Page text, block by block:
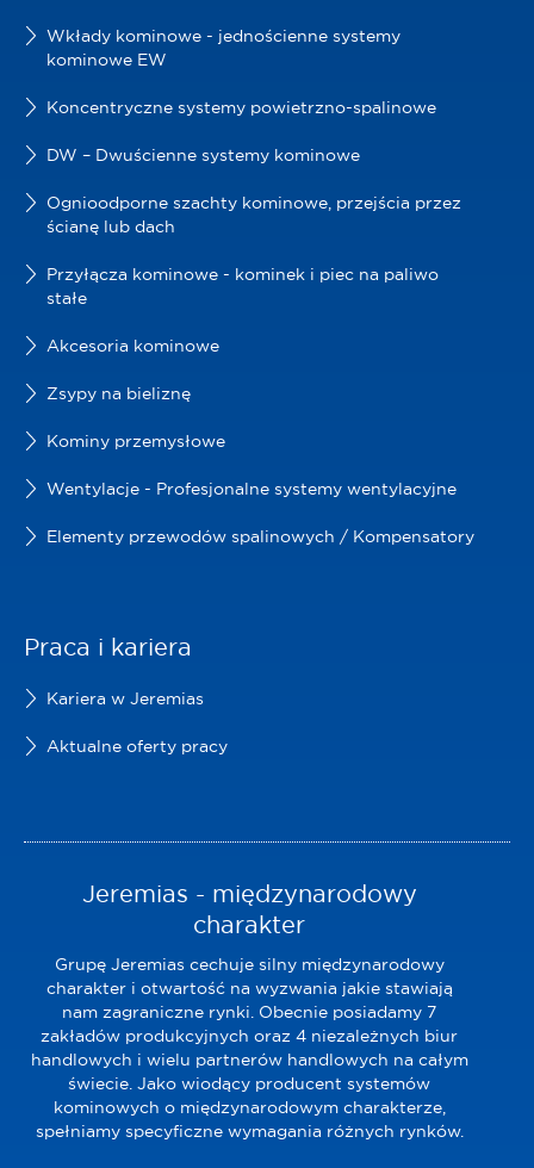
Wkłady kominowe - jednościenne systemy
kominowe EW
Koncentryczne systemy powietrzno-spalinowe
DW – Dwuścienne systemy kominowe
Ognioodporne szachty kominowe, przejścia przez
ścianę lub dach
Przyłącza kominowe - kominek i piec na paliwo
stałe
Akcesoria kominowe
Zsypy na bieliznę
Kominy przemysłowe
Wentylacje - Profesjonalne systemy wentylacyjne
Elementy przewodów spalinowych / Kompensatory
Praca i kariera
Kariera w Jeremias
Aktualne oferty pracy
Jeremias - międzynarodowy
charakter
Grupę Jeremias cechuje silny międzynarodowy
charakter i otwartość na wyzwania jakie stawiają
nam zagraniczne rynki. Obecnie posiadamy 7
zakładów produkcyjnych oraz 4 niezależnych biur
handlowych i wielu partnerów handlowych na całym
świecie. Jako wiodący producent systemów
kominowych o międzynarodowym charakterze,
spełniamy specyficzne wymagania różnych rynków.